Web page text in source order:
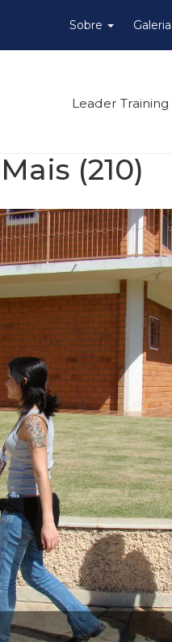
Sobre Galeria
Leader Training
(210)